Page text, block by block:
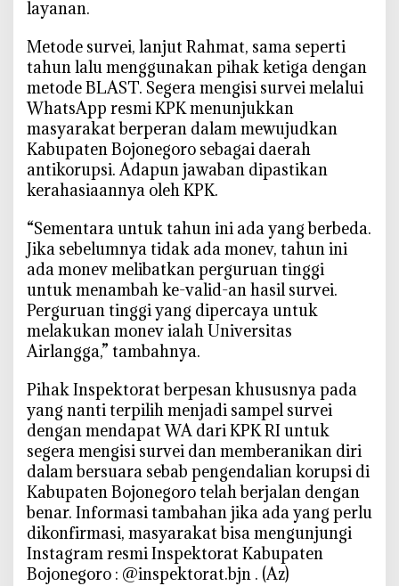
layanan.
Metode survei, lanjut Rahmat, sama seperti
tahun lalu menggunakan pihak ketiga dengan
metode BLAST. Segera mengisi survei melalui
WhatsApp resmi KPK menunjukkan
masyarakat berperan dalam mewujudkan
Kabupaten Bojonegoro sebagai daerah
antikorupsi. Adapun jawaban dipastikan
kerahasiaannya oleh KPK.
“Sementara untuk tahun ini ada yang berbeda.
Jika sebelumnya tidak ada monev, tahun ini
ada monev melibatkan perguruan tinggi
untuk menambah ke-valid-an hasil survei.
Perguruan tinggi yang dipercaya untuk
melakukan monev ialah Universitas
Airlangga,” tambahnya.
Pihak Inspektorat berpesan khususnya pada
yang nanti terpilih menjadi sampel survei
dengan mendapat WA dari KPK RI untuk
segera mengisi survei dan memberanikan diri
dalam bersuara sebab pengendalian korupsi di
Kabupaten Bojonegoro telah berjalan dengan
benar. Informasi tambahan jika ada yang perlu
dikonfirmasi, masyarakat bisa mengunjungi
Instagram resmi Inspektorat Kabupaten
Bojonegoro : @inspektorat.bjn . (Az)